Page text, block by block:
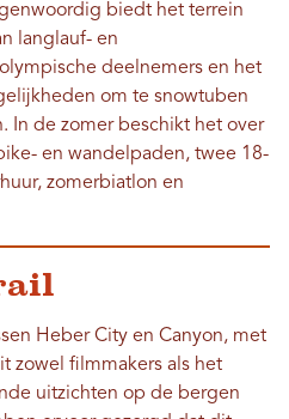
biedt het terrein
langlauf- en
deelnemers en het
om te snowtuben
In de zomer beschikt het over
en wandelpaden, twee 18-
zomerbiatlon en
Heber City en Canyon, met
zowel filmmakers als het
uitzichten op de bergen